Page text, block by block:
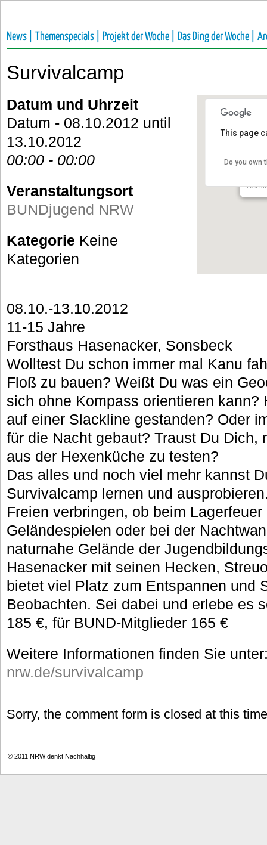
News | Themenspecials | Projekt der Woche | Das Ding der Woche |
Survivalcamp
This page
Do you own
Datum und Uhrzeit
Datum - 08.10.2012 until
13.10.2012
00:00 - 00:00
Veranstaltungsort
BUNDjugend NRW
Kategorie Keine
Kategorien
08.10.-13.10.2012
11-15 Jahre
Forsthaus Hasenacker, Sonsbeck
Wolltest Du schon immer mal Kanu
Floß zu bauen? Weißt Du was ein
sich ohne Kompass orientieren kann?
auf einer Slackline gestanden? Oder
für die Nacht gebaut? Traust Du Dich,
aus der Hexenküche zu testen?
Das alles und noch viel mehr kannst
Survivalcamp lernen und
Freien verbringen, ob beim
Geländespielen oder bei der
naturnahe Gelände der
Hasenacker mit seinen Hecken,
bietet viel Platz zum Entspannen und
Beobachten. Sei dabei und erlebe es
185 €, für BUND-Mitglieder 165 €
Weitere Informationen finden Sie
nrw.de/survivalcamp
Sorry, the comment form is closed at this
© 2011 NRW denkt Nachhaltig